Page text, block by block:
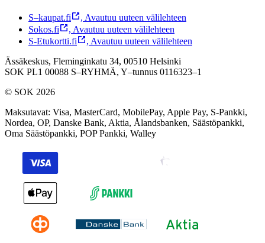
S–kaupat.fi , Avautuu uuteen välilehteen
Sokos.fi
, Avautuu uuteen välilehteen
S-Etukortti.fi
, Avautuu uuteen välilehteen
Ässäkeskus, Fleminginkatu 34, 00510 Helsinki
SOK PL1 00088 S–RYHMÄ, Y–tunnus 0116323–1
© SOK 2026
Maksutavat: Visa, MasterCard, MobilePay, Apple Pay, S-Pankki,
Nordea, OP, Danske Bank, Aktia, Ålandsbanken, Säästöpankki,
Oma Säästöpankki, POP Pankki, Walley